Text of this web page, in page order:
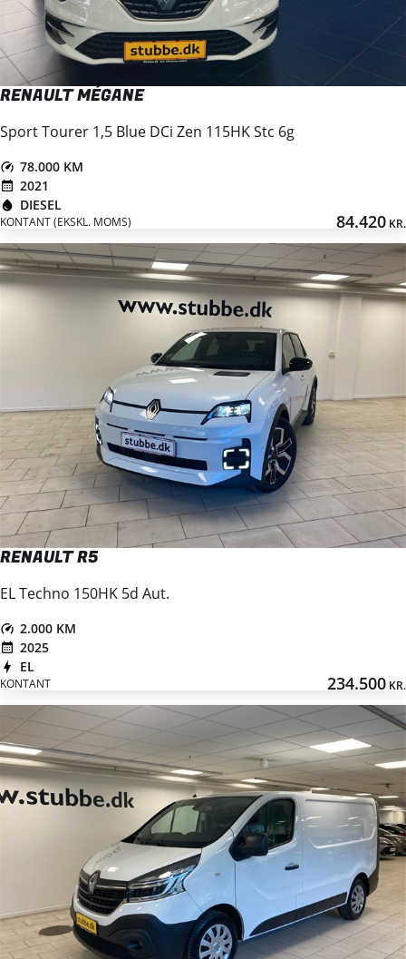
RENAULT MÉGANE
Sport Tourer 1,5 Blue DCi Zen 115HK Stc 6g
78.000 KM
2021
DIESEL
KONTANT (EKSKL. MOMS) 84.420 KR.
RENAULT R5
EL Techno 150HK 5d Aut.
2.000 KM
2025
EL
KONTANT 234.500 KR.